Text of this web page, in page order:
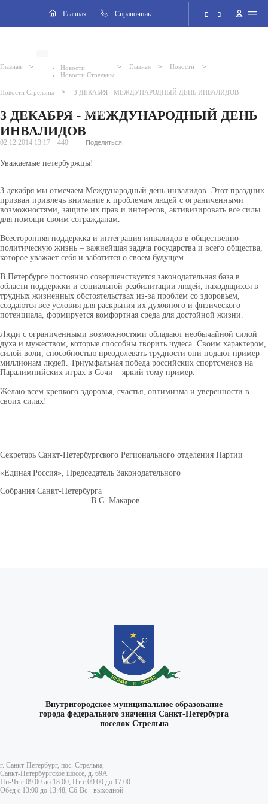
Главная Cправочник
Версия для слабовидящих
Поиск по сайту
Главная >
Новости
Новости Стрельны
> Главная > Новости >
Новости Стрельны > 3 ДЕКАБРЯ - МЕЖДУНАРОДНЫЙ ДЕНЬ ИНВАЛИДОВ
3 ДЕКАБРЯ - МЕЖДУНАРОДНЫЙ ДЕНЬ
ИНВАЛИДОВ
02.12.2014 13:17 440 Поделиться
Уважаемые петербуржцы!
3 декабря мы отмечаем Международный день инвалидов. Этот праздник
призван привлечь внимание к проблемам людей с ограниченными
возможностями, защите их прав и интересов, активизировать все силы
для помощи своим согражданам.
Всесторонняя поддержка и интеграция инвалидов в общественно-
политическую жизнь – важнейшая задача государства и всего общества,
которое уважает себя и заботится о своем будущем.
В Петербурге постоянно совершенствуется законодательная база в
области поддержки и социальной реабилитации людей, находящихся в
трудных жизненных обстоятельствах из-за проблем со здоровьем,
создаются все условия для раскрытия их духовного и физического
потенциала, формируется комфортная среда для достойной жизни.
Люди с ограниченными возможностями обладают необычайной силой
духа и мужеством, которые способны творить чудеса. Своим характером,
силой воли, способностью преодолевать трудности они подают пример
миллионам людей. Триумфальная победа российских спортсменов на
Паралимпийских играх в Сочи – яркий тому пример.
Желаю всем крепкого здоровья, счастья, оптимизма и уверенности в
своих силах!
Секретарь Санкт-Петербургского Регионального отделения Партии
«Единая Россия», Председатель Законодательного
Собрания Санкт-Петербурга
В.С. Макаров
Внутригородское муниципальное образование
города федерального значения Санкт-Петербурга
поселок Стрельна
г. Санкт-Петербург, пос. Стрельна,
Санкт-Петербургское шоссе, д. 69А
Пн-Чт с 09:00 до 18:00, Пт с 09:00 до 17:00
Обед с 13:00 до 13:48, Сб-Вс - выходной